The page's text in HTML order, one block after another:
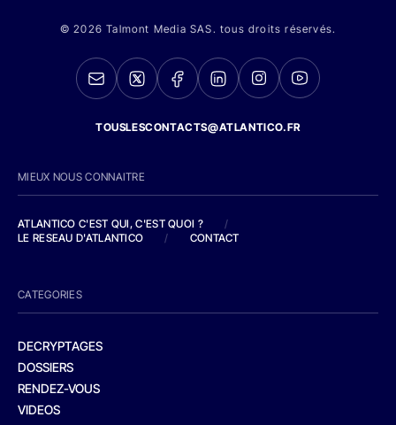
© 2026 Talmont Media SAS. tous droits réservés.
TOUSLESCONTACTS@ATLANTICO.FR
MIEUX NOUS CONNAITRE
ATLANTICO C'EST QUI, C'EST QUOI ?
/
LE RESEAU D'ATLANTICO
/ CONTACT
CATEGORIES
DECRYPTAGES
DOSSIERS
RENDEZ-VOUS
VIDEOS